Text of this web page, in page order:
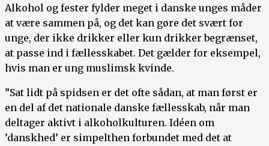
Alkohol og fester fylder meget i danske unges måder
at være sammen på, og det kan gøre det svært for
unge, der ikke drikker eller kun drikker begrænset,
at passe ind i fællesskabet. Det gælder for eksempel,
hvis man er ung muslimsk kvinde.
”Sat lidt på spidsen er det ofte sådan, at man først er
en del af det nationale danske fællesskab, når man
deltager aktivt i alkoholkulturen. Idéen om
’danskhed’ er simpelthen forbundet med det at